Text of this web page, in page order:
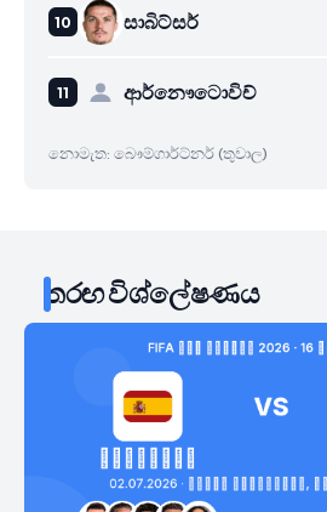
සාබිට්සර්
ආර්නෞටොවිච්
නොමැත: බෞම්ගාර්ට්නර් (තුවාල)
තරඟ විශ්ලේෂණය